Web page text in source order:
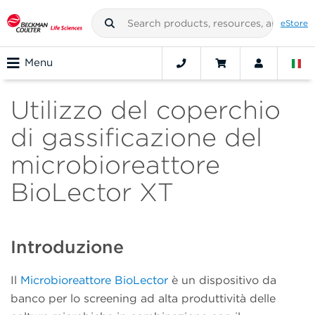
eStore
Menu
Utilizzo del coperchio
di gassificazione del
microbioreattore
BioLector XT
Introduzione
Il Microbioreattore BioLector è un dispositivo da
banco per lo screening ad alta produttività delle